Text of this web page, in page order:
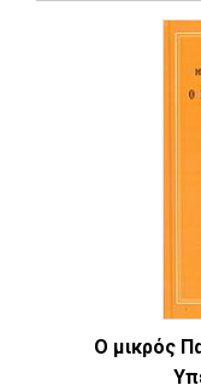
Ο μικρός